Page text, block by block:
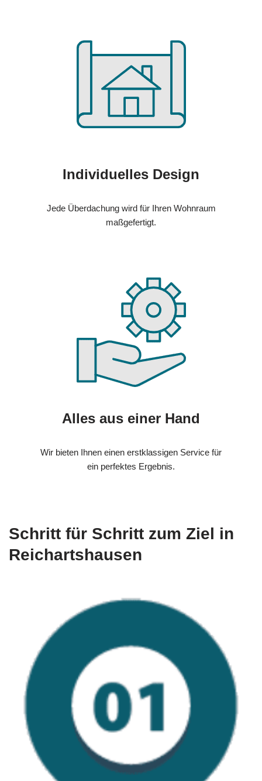
Individuelles Design
Jede Überdachung wird für Ihren Wohnraum
maßgefertigt.
Alles aus einer Hand
Wir bieten Ihnen einen erstklassigen Service für
ein perfektes Ergebnis.
Schritt für Schritt zum Ziel in
Reichartshausen